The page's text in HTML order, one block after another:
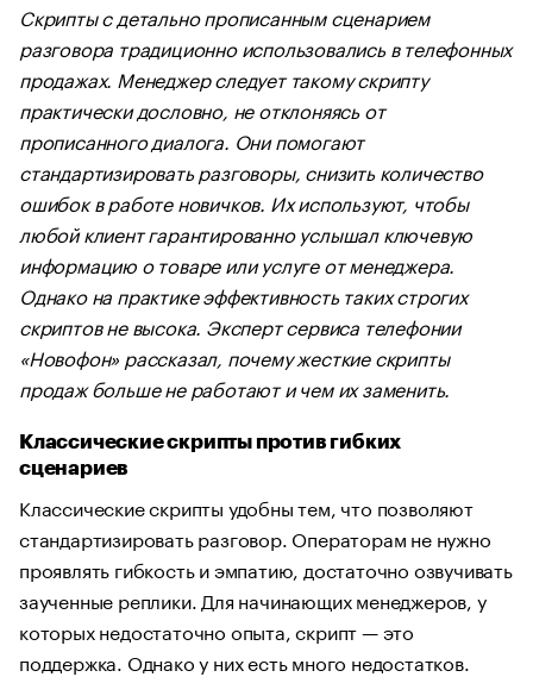
Скрипты с детально прописанным сценарием
разговора традиционно использовались в телефонных
продажах. Менеджер следует такому скрипту
практически дословно, не отклоняясь от
прописанного диалога. Они помогают
стандартизировать разговоры, снизить количество
ошибок в работе новичков. Их используют, чтобы
любой клиент гарантированно услышал ключевую
информацию о товаре или услуге от менеджера.
Однако на практике эффективность таких строгих
скриптов не высока. Эксперт сервиса телефонии
«Новофон» рассказал, почему жесткие скрипты
продаж больше не работают и чем их заменить.
Классические скрипты против гибких
сценариев
Классические скрипты удобны тем, что позволяют
стандартизировать разговор. Операторам не нужно
проявлять гибкость и эмпатию, достаточно озвучивать
заученные реплики. Для начинающих менеджеров, у
которых недостаточно опыта, скрипт — это
поддержка. Однако у них есть много недостатков.